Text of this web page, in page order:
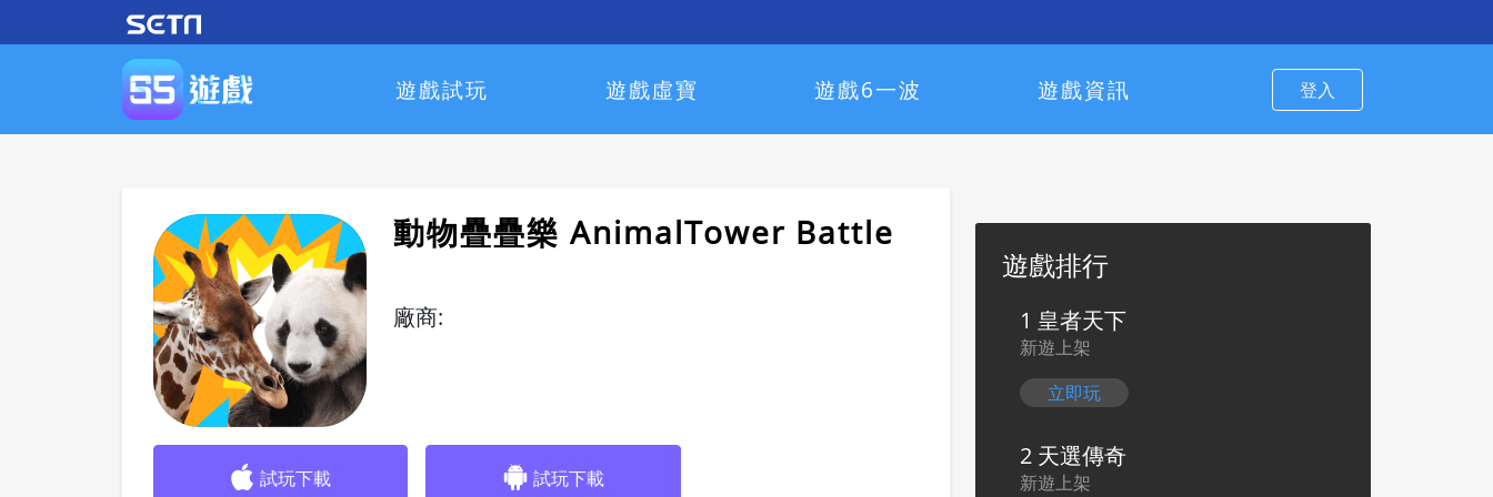
遊戲試玩 遊戲虛寶 遊戲6一波 遊戲資訊 登入
動物疊疊樂 AnimalTower Battle
廠商:
試玩下載 試玩下載
遊戲排行
1 皇者天下
新遊上架
立即玩
2 天選傳奇
新遊上架